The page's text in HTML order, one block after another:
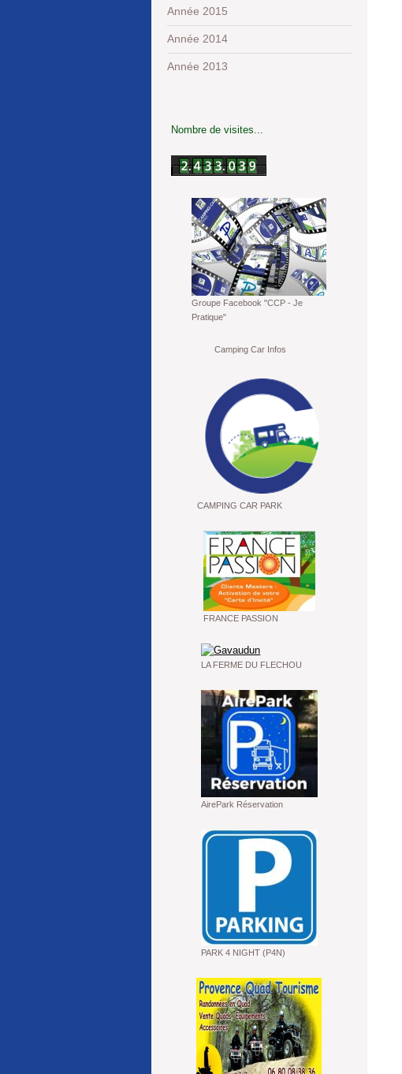
Année 2015
Année 2014
Année 2013
Nombre de visites...
Groupe Facebook "CCP - Je
Pratique"
Camping Car Infos
CAMPING CAR PARK
FRANCE PASSION
LA FERME DU FLECHOU
AirePark Réservation
PARK 4 NIGHT (P4N)